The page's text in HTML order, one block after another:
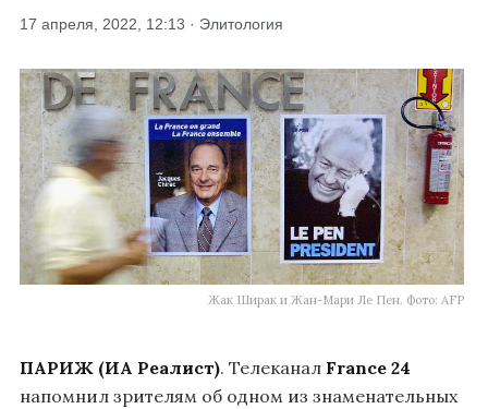
17 апреля, 2022, 12:13 · Элитология
Жак Ширак и Жан-Мари Ле Пен. Фото: AFP
ПАРИЖ (ИА Реалист). Телеканал France 24
напомнил зрителям об одном из знаменательных